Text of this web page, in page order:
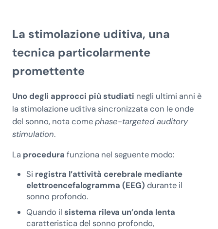
La stimolazione uditiva, una
tecnica particolarmente
promettente
Uno degli approcci più studiati negli ultimi anni è
la stimolazione uditiva sincronizzata con le onde
del sonno, nota comephase-targeted auditory
stimulation.
La procedura funziona nel seguente modo:
Si registra l’attività cerebrale mediante
elettroencefalogramma (EEG) durante il
sonno profondo.
Quando ilsistema rileva un’onda lenta
caratteristica del sonno profondo,